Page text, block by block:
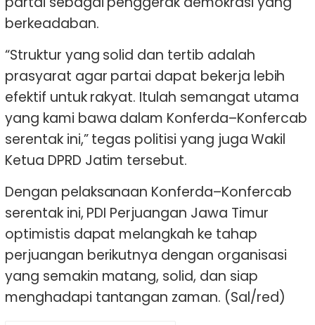
berkeadaban.
“Struktur yang solid dan tertib adalah
prasyarat agar partai dapat bekerja lebih
efektif untuk rakyat. Itulah semangat utama
yang kami bawa dalam Konferda–Konfercab
serentak ini,” tegas politisi yang juga Wakil
Ketua DPRD Jatim tersebut.
Dengan pelaksanaan Konferda–Konfercab
serentak ini, PDI Perjuangan Jawa Timur
optimistis dapat melangkah ke tahap
perjuangan berikutnya dengan organisasi
yang semakin matang, solid, dan siap
menghadapi tantangan zaman. (Sal/red)